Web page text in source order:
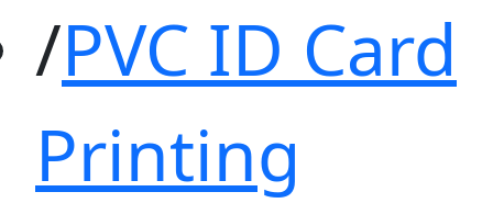
PVC ID Card
Printing